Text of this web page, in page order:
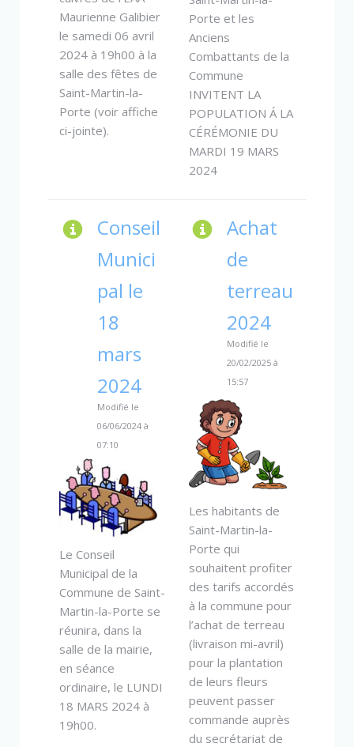
Maurienne Galibier
le samedi 06 avril
2024 à 19h00 à la
salle des fêtes de
Saint-Martin-la-
Porte (voir affiche
ci-jointe).
Porte et les
Anciens
Combattants de la
Commune
INVITENT LA
POPULATION Á LA
CÉRÉMONIE DU
MARDI 19 MARS
2024
Conseil
Munici
pal le
18
mars
2024
Modifié le
06/06/2024 à
07:10
Le Conseil
Municipal de la
Commune de Saint-
Martin-la-Porte se
réunira, dans la
salle de la mairie,
en séance
ordinaire, le LUNDI
18 MARS 2024 à
19h00.
Achat
de
terreau
2024
Modifié le
20/02/2025 à
15:57
Les habitants de
Saint-Martin-la-
Porte qui
souhaitent profiter
des tarifs accordés
à la commune pour
l’achat de terreau
(livraison mi-avril)
pour la plantation
de leurs fleurs
peuvent passer
commande auprès
du secrétariat de